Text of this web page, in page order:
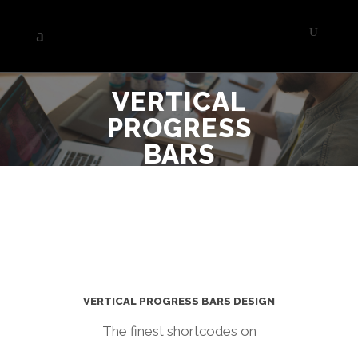
VERTICAL
PROGRESS
BARS
VERTICAL PROGRESS BARS DESIGN
The finest shortcodes on